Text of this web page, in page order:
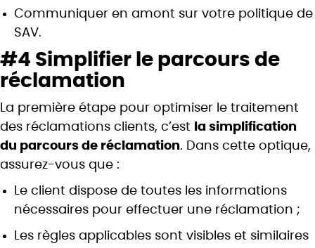
Communiquer en amont sur votre politique de
SAV.
#4 Simplifier le parcours de
réclamation
La première étape pour optimiser le traitement
des réclamations clients, c’est
la simplification
du parcours de réclamation. Dans cette optique,
assurez-vous que :
Le client dispose de toutes les informations
nécessaires pour effectuer une réclamation ;
Les règles applicables sont visibles et similaires